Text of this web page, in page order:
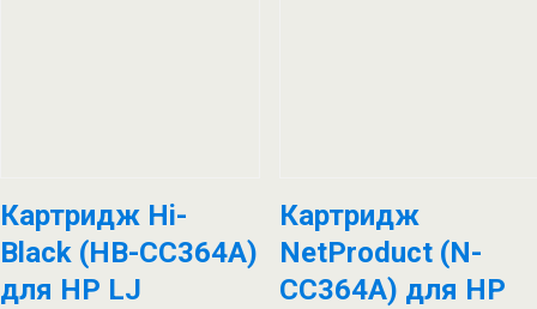
Картридж Hi-
Black (HB-CC364A)
для HP LJ
Картридж
NetProduct (N-
CC364A) для HP